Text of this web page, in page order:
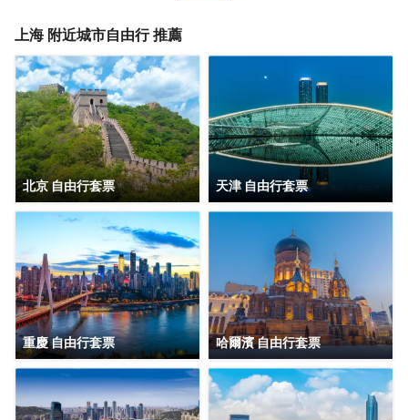
資源眾多，有上海新國際博覽中心、佛羅倫薩奧特萊斯購物
海旅遊區等。 酒店是錦江酒店（中國區）旗下的中端連鎖品
牌酒店，按照維也納國際5.0標準裝修，簡約時尚，整體風格
舒適典雅。客房寬敞明亮，房內布置精美，處處體現人性化
的理念。 酒店還有免費停車場、休閒茶吧、精品早餐、寬敞
會議室等，同時還為您提供24小時免費浦東機場接機（需預
約）等服務，賓客抵達浦東機場並取完行李聯繫當值司機
（13651944838），T1航站樓-三樓-3號門，T2航站樓-三
樓29號門，另酒店提供迪士尼樂園免費班車服務，送站時間
早上07：20一班車子送往迪士尼樂園，晚上第二場煙花結束
接回預計時間約22：00左右。是商務、休閒、會務的理想酒
店。
上海 附近城市自由行 推薦
北京 自由行套票 天津 自由行套票
重慶 自由行套票 哈爾濱 自由行套票